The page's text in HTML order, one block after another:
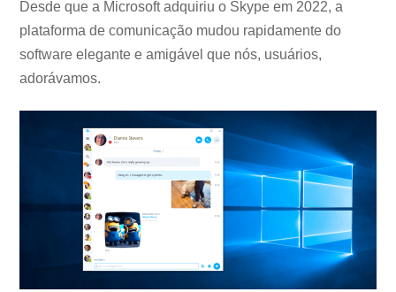
Desde que a Microsoft adquiriu o Skype em 2022, a
plataforma de comunicação mudou rapidamente do
software elegante e amigável que nós, usuários,
adorávamos.